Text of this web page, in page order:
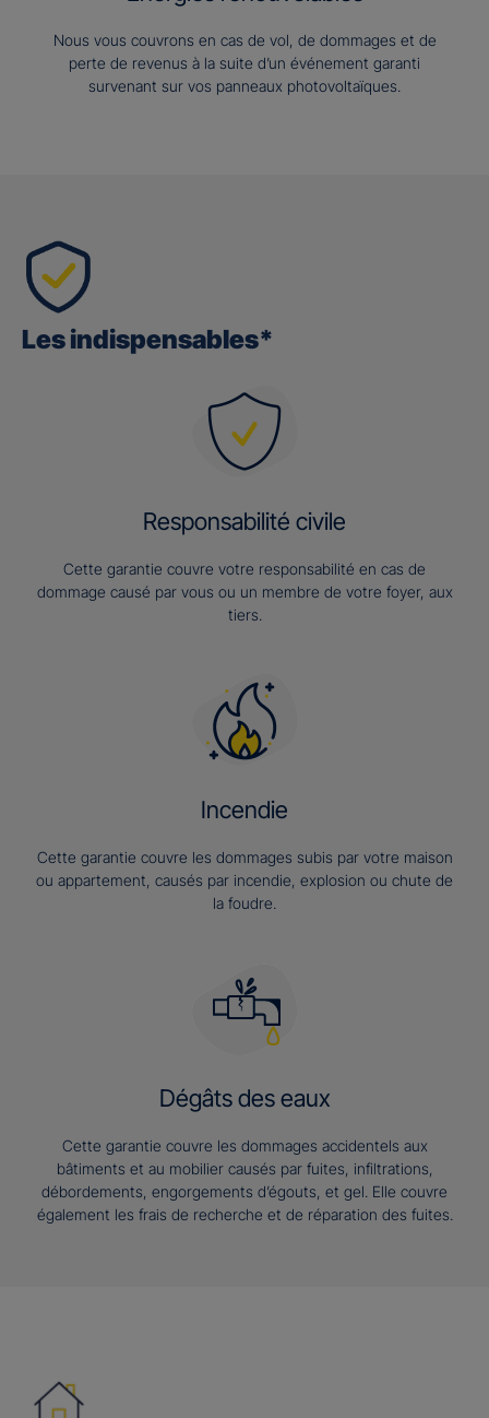
Nous vous couvrons en cas de vol, de dommages et de
perte de revenus à la suite d’un événement garanti
survenant sur vos panneaux photovoltaïques.
Les indispensables*
Responsabilité civile
Cette garantie couvre votre responsabilité en cas de
dommage causé par vous ou un membre de votre foyer, aux
tiers.
Incendie
Cette garantie couvre les dommages subis par votre maison
ou appartement, causés par incendie, explosion ou chute de
la foudre.
Dégâts des eaux
Cette garantie couvre les dommages accidentels aux
bâtiments et au mobilier causés par fuites, infiltrations,
débordements, engorgements d’égouts, et gel. Elle couvre
également les frais de recherche et de réparation des fuites.